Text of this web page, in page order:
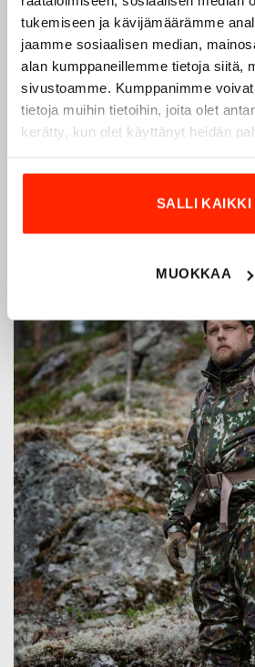
tukemiseen ja kävijämäärämme
jaamme sosiaalisen median,
alan kumppaneillemme tietoja siitä,
sivustoamme. Kumppanimme
tietoja muihin tietoihin, joita olet
kerätty, kun olet käyttänyt heidän
SALLI KAIKKI
MUOKKAA
ulkoiluvaatetukseen erikoistunut
vuodesta 1975.Origoprovalmistaa
jotka on kehitetty vuosikymmenten
puolustusvoimien ja poliisin
Origopro:n tuotteet on suunniteltu
ja erikoisammattilaisten kanssa,